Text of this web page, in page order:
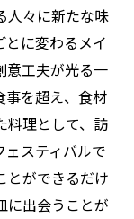
人々に新たな味
に変わるメイ
意工夫が光る一
事を超え、食材
料理として、訪
スティバルで
とができるだけ
に出会うことが